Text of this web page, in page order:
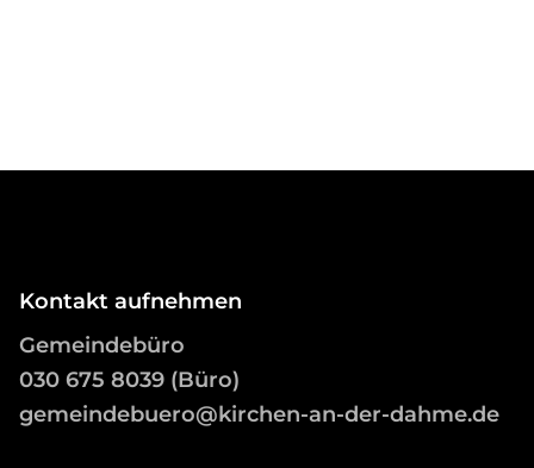
Kontakt aufnehmen
Gemeindebüro
030 675 8039 (Büro)
gemeindebuero@kirchen-an-der-dahme.de